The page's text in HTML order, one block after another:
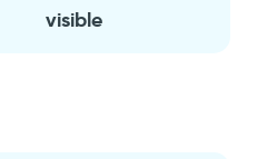
visible